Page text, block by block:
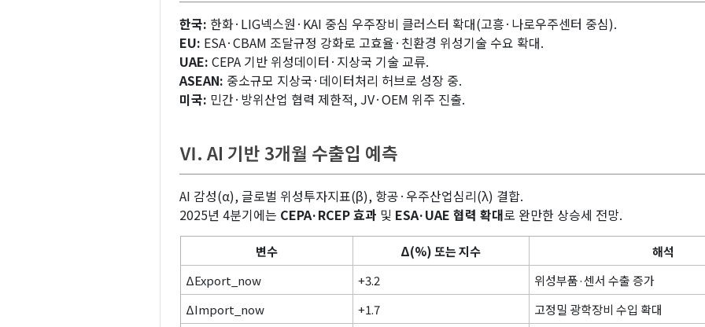
한국: 한화·LIG넥스원·KAI 중심 우주장비 클러스터 확대(고흥·나로우주센터 중심).
EU: ESA·CBAM 조달규정 강화로 고효율·친환경 위성기술 수요 확대.
UAE: CEPA 기반 위성데이터·지상국 기술 교류.
ASEAN: 중소규모 지상국·데이터처리 허브로 성장 중.
미국: 민간·방위산업 협력 제한적, JV·OEM 위주 진출.
Ⅵ. AI 기반 3개월 수출입 예측
AI 감성(α), 글로벌 위성투자지표(β), 항공·우주산업심리(λ) 결합.
2025년 4분기에는 CEPA·RCEP 효과 및 ESA·UAE 협력 확대로 완만한 상승세 전망.
변수 Δ(%) 또는 지수
해석
ΔExport_now
+3.2
위성부품·센서 수출 증가
ΔImport_now
+1.7
고정밀 광학장비 수입 확대